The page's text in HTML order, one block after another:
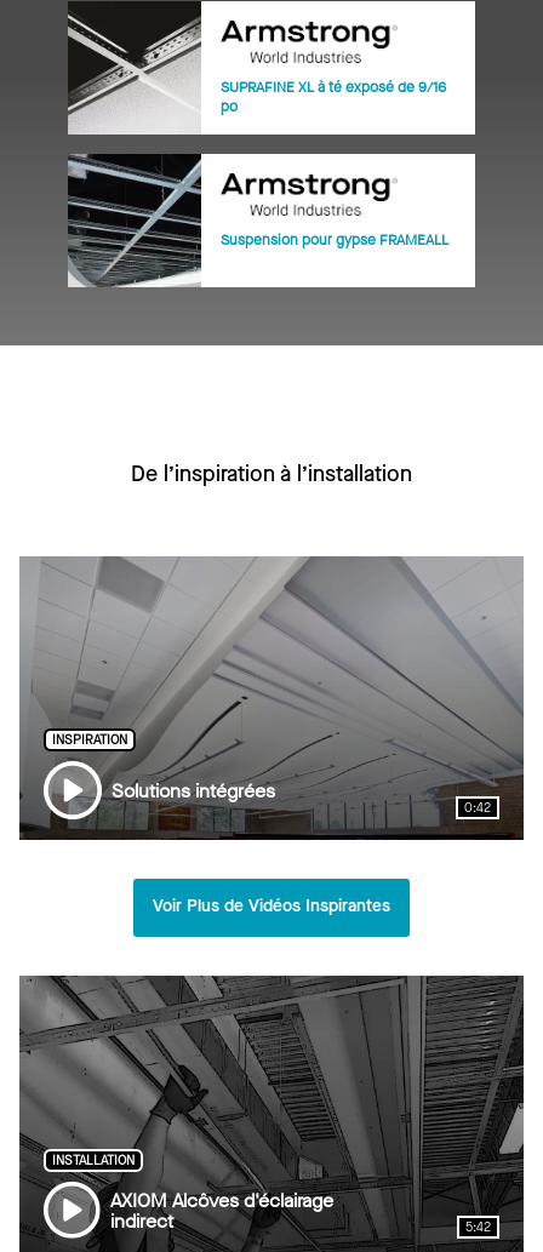
SUPRAFINE XL à té exposé de 9/16
po
Suspension pour gypse FRAMEALL
De l’inspiration à l’installation
INSPIRATION
Solutions intégrées
0:42
Voir Plus de Vidéos Inspirantes
INSTALLATION
AXIOM Alcôves d'éclairage
indirect
5:42